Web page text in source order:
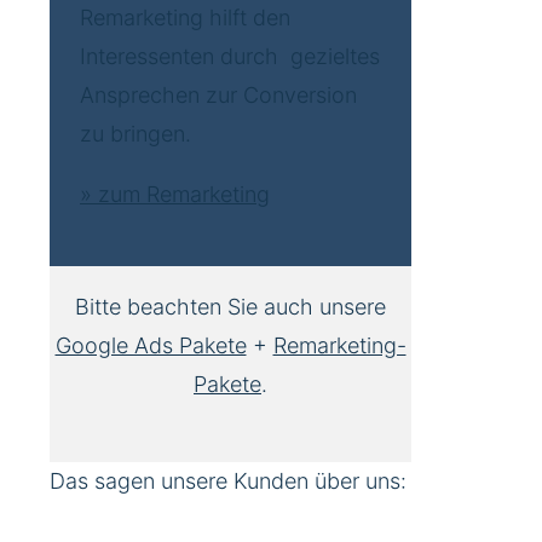
Remarketing hilft den
Interessenten durch gezieltes
Ansprechen zur Conversion
zu bringen.
» zum Remarketing
Bitte beachten Sie auch unsere
Google Ads Pakete+ Remarketing-
Pakete.
Das sagen unsere Kunden über uns: